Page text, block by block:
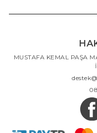
MUSTAFA KEMAL PAŞA